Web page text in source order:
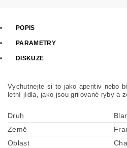
POPIS
PARAMETRY
DISKUZE
Vychutnejte si to jako aperitiv nebo
letní jídla, jako jsou grilované ryby a
Druh
Země
Oblast